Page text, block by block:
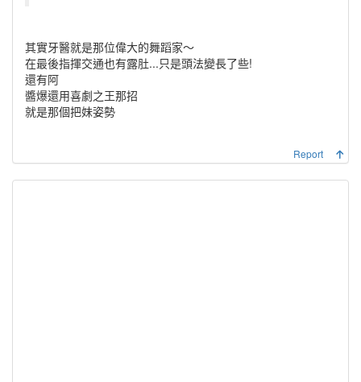
其實牙醫就是那位偉大的舞蹈家～
在最後指揮交通也有露肚...只是頭法變長了些!
還有阿
醬爆還用喜劇之王那招
就是那個把妹姿勢
Report